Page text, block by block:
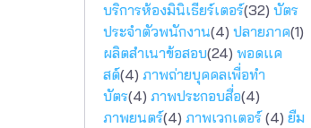
บริการห้องมินิเธียร์เตอร์(32) บัตร
ประจำตัวพนักงาน(4) ปลายภาค(1)
ผลิตสำเนาข้อสอบ(24) พอดแค
สต์(4) ภาพถ่ายบุคคลเพื่อทำ
บัตร(4) ภาพประกอบสื่อ(4)
ภาพยนตร์(4) ภาพเวกเตอร์(4) ยืม